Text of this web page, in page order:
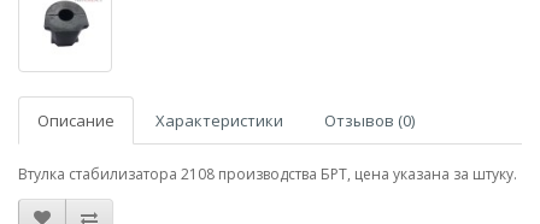
Описание Характеристики Отзывов (0)
Втулка стабилизатора 2108 производства БРТ, цена указана за штуку.